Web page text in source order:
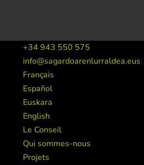
+34 943 550 575
info@sagardoarenlurraldea.eus
Français
Español
Euskara
English
Le Conseil
Qui sommes-nous
Projets